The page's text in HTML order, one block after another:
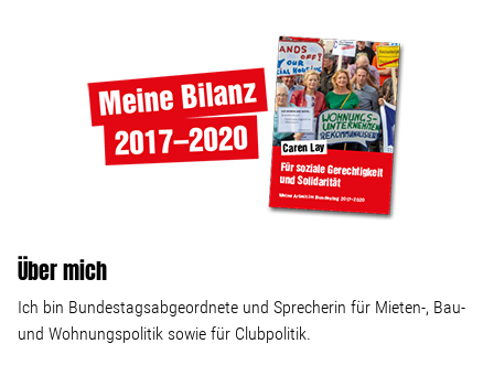
Über mich
Ich bin Bundestagsabgeordnete und Sprecherin für Mieten-, Bau-
und Wohnungspolitik sowie für Clubpolitik.